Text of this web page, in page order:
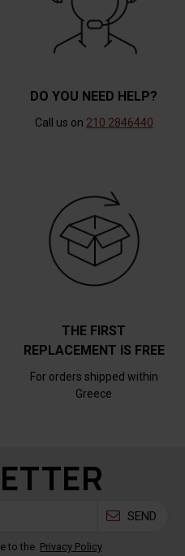
DO YOU NEED HELP?
Call us on 210 2846440
THE FIRST
REPLACEMENT IS FREE
For orders shipped within
Greece
SEND
to the Privacy Policy